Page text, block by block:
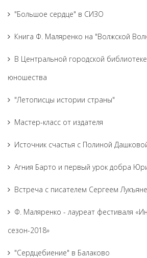
"Большое сердце" в СИЗО
Книга Ф. Маляренко на "Волжской
В Центральной городской
юношества
"Летописцы истории страны"
Мастер-класс от издателя
Источник счастья с Полиной
Агния Барто и первый урок добра
Встреча с писателем Сергеем
Ф. Маляренко - лауреат фестиваля
сезон-2018»
"Сердцебиение" в Балаково